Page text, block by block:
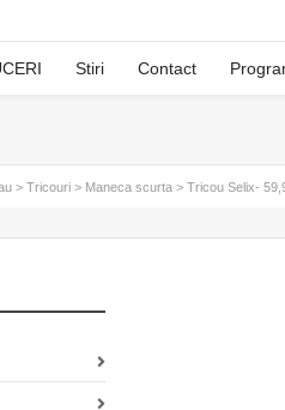
Stiri Contact
> Tricouri > Maneca scurta > Tricou Selix-